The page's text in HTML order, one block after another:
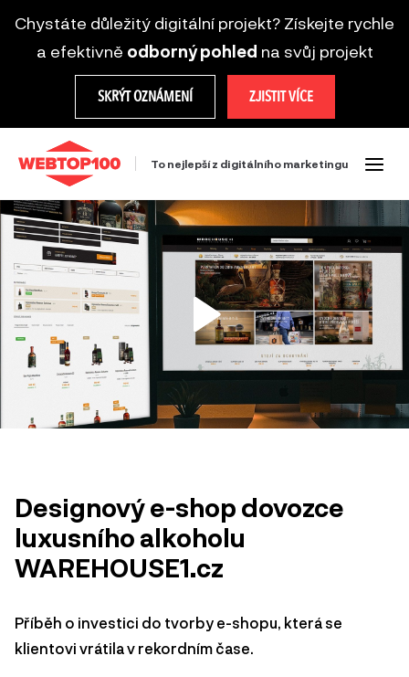
Chystáte důležitý digitální projekt? Získejte rychle
a efektivně odborný pohled na svůj projekt
SKRÝT OZNÁMENÍ ZJISTIT VÍCE
To nejlepší z digitálního marketingu
Designový e-shop dovozce
luxusního alkoholu
WAREHOUSE1.cz
Příběh o investici do tvorby e-shopu, která se
klientovi vrátila v rekordním čase.